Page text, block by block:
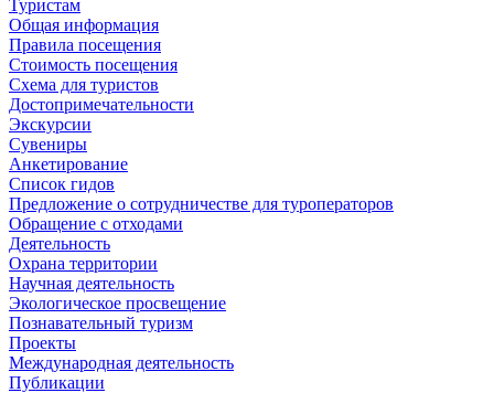
Туристам
Общая информация
Правила посещения
Стоимость посещения
Схема для туристов
Достопримечательности
Экскурсии
Сувениры
Анкетирование
Список гидов
Предложение о сотрудничестве для туроператоров
Обращение с отходами
Деятельность
Охрана территории
Научная деятельность
Экологическое просвещение
Познавательный туризм
Проекты
Международная деятельность
Публикации